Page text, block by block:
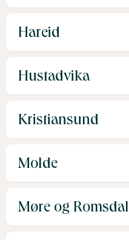
Hareid
Hustadvika
Kristiansund
Molde
Møre og Romsdal